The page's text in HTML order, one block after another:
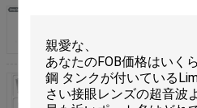
LSは-4801の2400w
重い油性部品のため
油を取り除きます